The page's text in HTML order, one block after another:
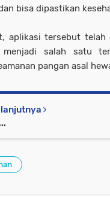
bisa dipastikan
aplikasi tersebut telah
salah satu
pangan asal